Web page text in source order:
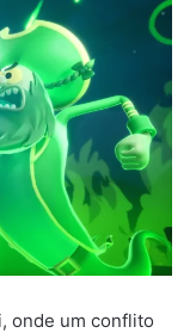
onde um conflito